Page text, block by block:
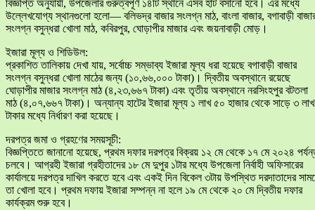
​বিজ্ঞপ্তি অনুযায়ী, উপজেলার গুরুত্বপূর্ণ ১৪টি স্থানে এসব হাট বসানো হবে। এর মধ্যে
উল্লেখযোগ্য স্থানগুলো হলো— বলিভদ্র বাজার সংলগ্ন মাঠ, বাংলা বাজার, বগাবাড়ী
সংলগ্ন বসুন্ধরা খোলা মাঠ, কবিরপুর, ঘোড়াপীর মাজার এবং জয়নাবাড়ী মোড়।
​ইজারা মূল্য ও শিডিউল:
প্রকাশিত তালিকায় দেখা যায়, সর্বোচ্চ সম্ভাব্য ইজারা মূল্য ধরা হয়েছে বগাবাড়ী বাজার
সংলগ্ন বসুন্ধরা খোলা মাঠের জন্য (১০,৬৬,০০০ টাকা)। দ্বিতীয় অবস্থানে রয়েছে
ঘোড়াপীর মাজার সংলগ্ন মাঠ (৪,২৩,৬৬৭ টাকা) এবং তৃতীয় অবস্থানে নরসিংহপুর বটতলা
মাঠ (৪,০৭,৬৬৭ টাকা)। অন্যান্য হাটের ইজারা মূল্য ১ লাখ ৫০ হাজার থেকে সাড়ে ৩ লাখ
টাকার মধ্যে নির্ধারণ করা হয়েছে।
​দরপত্র জমা ও গ্রহণের সময়সূচী:
বিজ্ঞপ্তিতে জানানো হয়েছে, প্রথম দফার দরপত্র বিক্রয় ১২ মে থেকে ১৭ মে ২০২৪
চলবে। আগ্রহী ইজারা গ্রহীতাদের ১৮ মে দুপুর ১টার মধ্যে উপজেলা নির্বাহী অফিসারের
কার্যালয়ে দরপত্র দাখিল করতে হবে এবং একই দিন বিকেল ৩টায় উপস্থিত দরদাতাদের
তা খোলা হবে। প্রথম দফায় ইজারা সম্পন্ন না হলে ১৯ মে থেকে ২০ মে দ্বিতীয় দফার
কার্যক্রম শুরু হবে।